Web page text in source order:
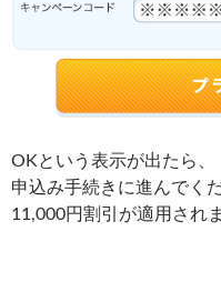
OKという表示が出たら、
申込み手続きに進んでく
11,000円割引が適用され